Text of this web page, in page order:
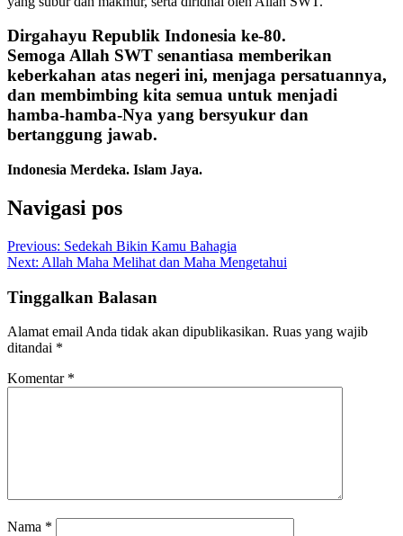
Dirgahayu Republik Indonesia ke-80.
Semoga Allah SWT senantiasa memberikan
keberkahan atas negeri ini, menjaga persatuannya,
dan membimbing kita semua untuk menjadi
hamba-hamba-Nya yang bersyukur dan
bertanggung jawab.
Indonesia Merdeka. Islam Jaya.
Navigasi pos
Previous: Sedekah Bikin Kamu Bahagia
Next: Allah Maha Melihat dan Maha Mengetahui
Tinggalkan Balasan
Alamat email Anda tidak akan dipublikasikan. Ruas yang wajib
ditandai *
Komentar *
Nama *